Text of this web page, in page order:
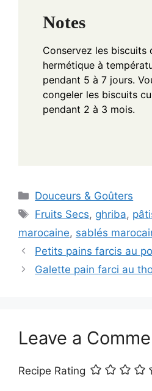
Notes
Conservez les biscuits
hermétique à
pendant 5 à 7 jours.
congeler les biscuits
pendant 2 à 3 mois.
Categories
Douceurs & Goûters
Tags
Fruits Secs, ghriba,
marocaine, sablés
Petits pains farcis au
Galette pain farci au
Leave a
Recipe Rating